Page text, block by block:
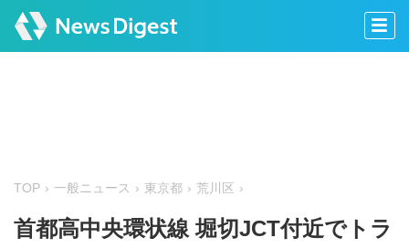
TOP 一般ニュース 東京都 荒川区
首都高中央環状線 堀切JCT付近でトラ